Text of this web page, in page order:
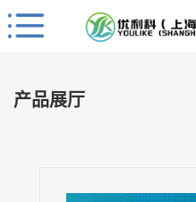
Close
首
产品展厅